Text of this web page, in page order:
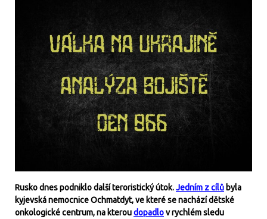
Rusko dnes podniklo další teroristický útok.Jedním z cílů byla
kyjevská nemocnice Ochmatdyt, ve které se nachází dětské
onkologické centrum, na kteroudopadlov rychlém sledu